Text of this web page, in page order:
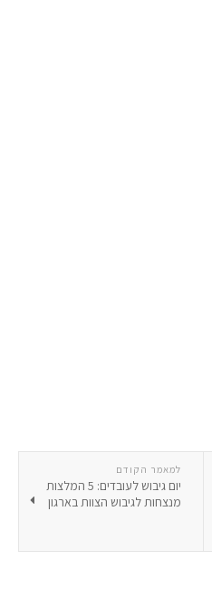
למאמר הקודם
יום גיבוש לעובדים: 5 המלצות
מנצחות לגיבוש הצוות בארגון